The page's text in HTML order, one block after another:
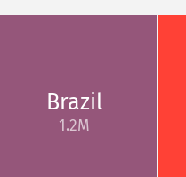
Brazil
1.2M